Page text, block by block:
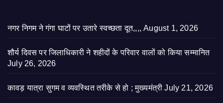
नगर निगम ने गंगा घाटों पर उतारे स्वच्छता दूत,,,, August 1, 2026
शौर्य दिवस पर जिलाधिकारी ने शहीदों के परिवार वालों को किया सम्मानित
July 26, 2026
कावड़ यात्रा सुगम व व्यवस्थित तरीके से हो ; मुख्यमंत्री July 21, 2026